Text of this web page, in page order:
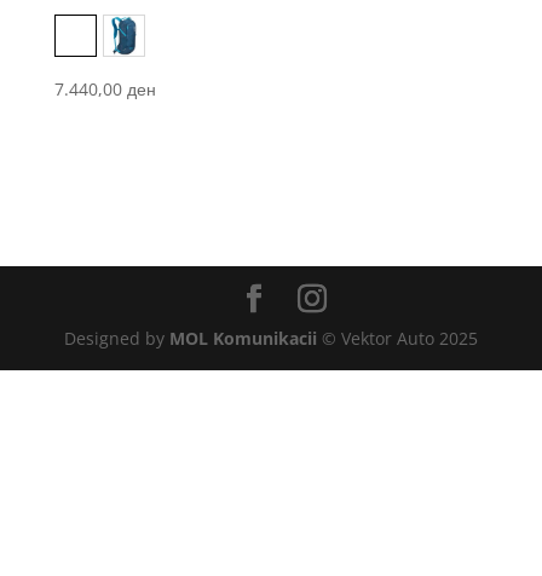
Black Blue
7.440,00 ден
Designed by MOL Komunikacii © Vektor Auto 2025